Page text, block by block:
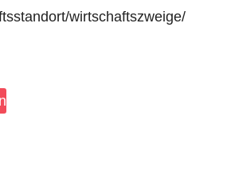
wirtschaftszweige/